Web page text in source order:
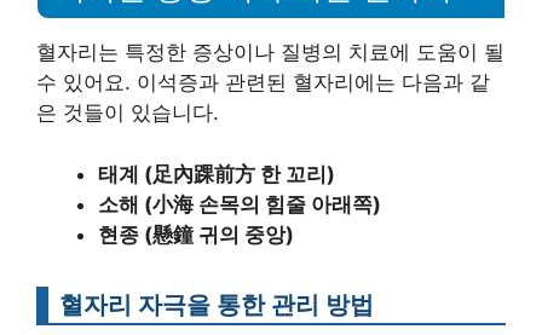
혈자리는 특정한 증상이나 질병의 치료에 도움이 될
수 있어요. 이석증과 관련된 혈자리에는 다음과 같
은 것들이 있습니다.
태계 (足內踝前方 한 꼬리)
소해 (小海 손목의 힘줄 아래쪽)
현종 (懸鐘 귀의 중앙)
혈자리 자극을 통한 관리 방법